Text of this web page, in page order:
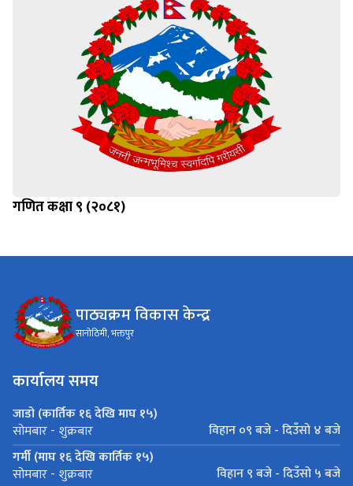
गणित कक्षा ९ (२०८१)
पाठ्यक्रम विकास केन्द्र
सानोठिमी, भक्तपुर
कार्यालय समय
जाडो (कार्तिक १६ देखि माघ १५)
सोमबार - शुक्रबार
विहान ०९ बजे - दिउँसो ४ बजे
गर्मी (माघ १६ देखि कार्तिक १५)
सोमबार - शुक्रबार विहान ९ बजे - दिउँसो ५ बजे